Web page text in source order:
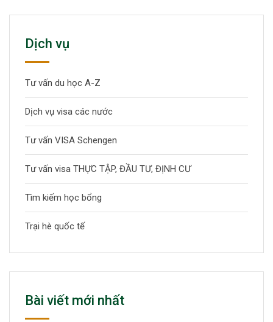
Dịch vụ
Tư vấn du học A-Z
Dịch vụ visa các nước
Tư vấn VISA Schengen
Tư vấn visa THỰC TẬP, ĐẦU TƯ, ĐỊNH CƯ
Tìm kiếm học bổng
Trại hè quốc tế
Bài viết mới nhất